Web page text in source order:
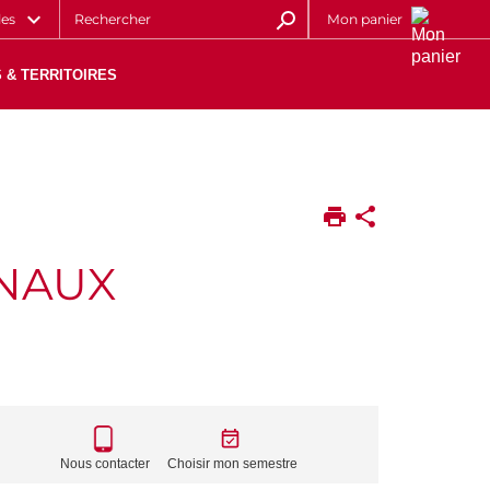
Mon panier
& TERRITOIRES
CALL
TO
Nous contacter Choisir mon semestre